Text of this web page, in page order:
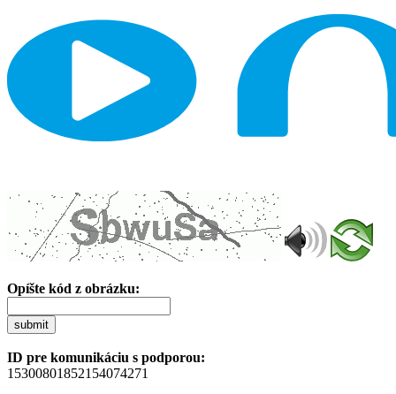
Opíšte kód z obrázku:
submit
ID pre komunikáciu s podporou:
15300801852154074271